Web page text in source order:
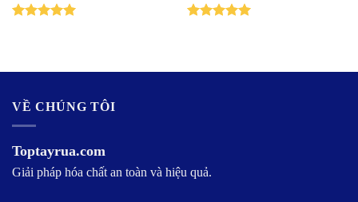
VỀ CHÚNG TÔI
Toptayrua.com
Giải pháp hóa chất an toàn và hiệu quả.